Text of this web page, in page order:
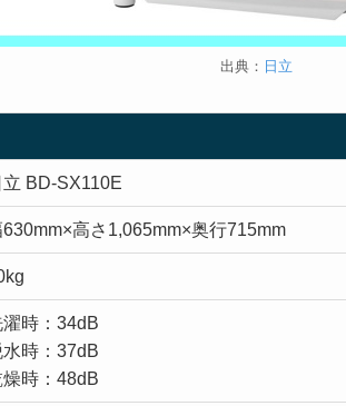
出典： 日立
立 BD-SX110E
630mm×高さ1,065mm×奥行715mm
濯時：34dB
水時：37dB
燥時：48dB